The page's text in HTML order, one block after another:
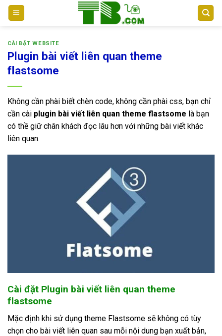
Bỏ
qua
dungCÀI ĐẶT WEBSITE
Plugin bài viết liên quan theme
flastsome
Không cần phài biết chèn code, không cần phài css, bạn chỉ
cần cài plugin bài viết liên quan theme flastsome là bạn
có thề giữ chân khách đọc lâu hơn với những bài viết khác
liên quan.
Cài đặt Plugin bài viết liên quan theme
flastsome
Mặc định khi sử dụng theme Flastsome sẽ không có tùy
chọn cho bài viết liên quan sau mỗi nội dung bạn xuất bản,